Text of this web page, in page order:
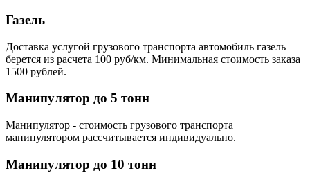
Газель
Доставка услугой грузового транспорта автомобиль газель
берется из расчета 100 руб/км. Минимальная стоимость заказа
1500 рублей.
Манипулятор до 5 тонн
Манипулятор - стоимость грузового транспорта
манипулятором рассчитывается индивидуально.
Манипулятор до 10 тонн